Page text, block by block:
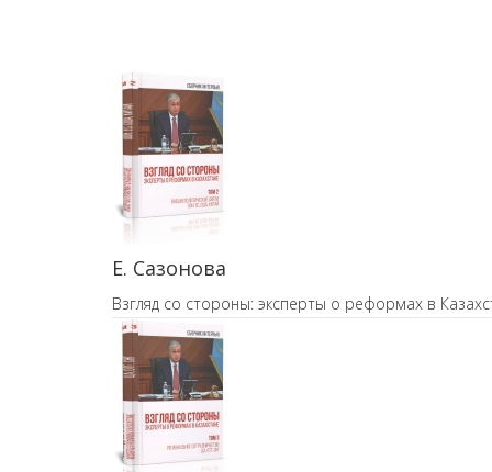
Е. Сазонова
Взгляд со стороны: эксперты о реформах в